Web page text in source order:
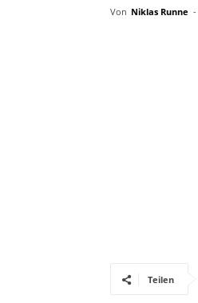
Von Niklas Runne -
Teilen